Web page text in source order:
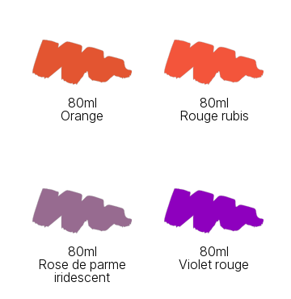
80ml
Orange
80ml
Rouge rubis
80ml
Rose de parme
iridescent
80ml
Violet rouge